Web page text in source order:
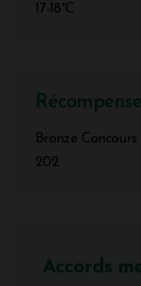
17-18°C
Bronze
202
Accords